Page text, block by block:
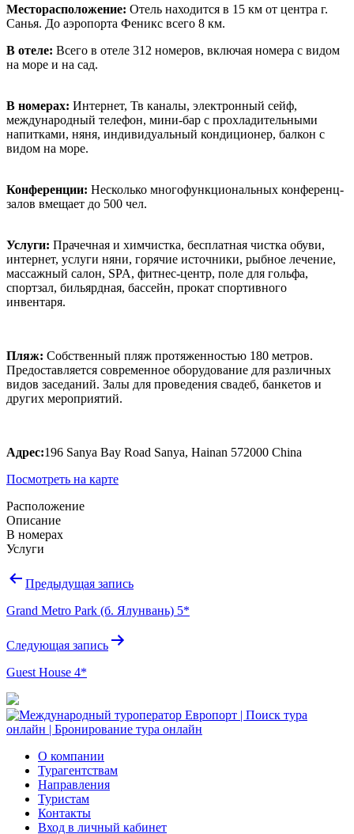
Месторасположение: Отель находится в 15 км от центра г.
Санья. До аэропорта Феникс всего 8 км.
В отеле: Всего в отеле 312 номеров, включая номера с видом
на море и на сад.
В номерах: Интернет, Тв каналы, электронный сейф,
международный телефон, мини-бар с прохладительными
напитками, няня, индивидуальный кондиционер, балкон с
видом на море.
Конференции: Несколько многофункциональных конференц-
залов вмещает до 500 чел.
Услуги: Прачечная и химчистка, бесплатная чистка обуви,
интернет, услуги няни, горячие источники, рыбное лечение,
массажный салон, SPA, фитнес-центр, поле для гольфа,
спортзал, бильярдная, бассейн, прокат спортивного
инвентаря.
Пляж: Собственный пляж протяженностью 180 метров.
Предоставляется современное оборудование для различных
видов заседаний. Залы для проведения свадеб, банкетов и
других мероприятий.
Адрес:196 Sanya Bay Road Sanya, Hainan 572000 China
Посмотреть на карте
Расположение
Описание
В номерах
Услуги
Навигация
записям
Предыдущая запись
Grand Metro Park (б. Ялунвань) 5*
Следующая запись
Guest House 4*
О компании
Турагентствам
Направления
Туристам
Контакты
Вход в личный кабинет